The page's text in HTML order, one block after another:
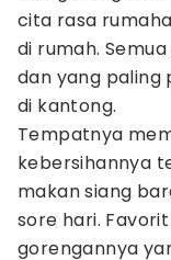
cita rasa
di rumah.
dan yang paling
di kantong.
Tempatnya
kebersihannya
makan siang
sore hari.
gorengannya